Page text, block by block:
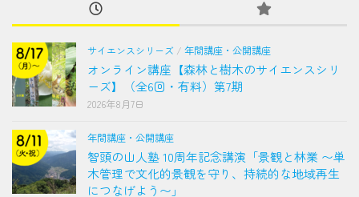
サイエンスシリーズ / 年間講座・公開講座
オンライン講座【森林と樹木のサイエンスシリ
ーズ】（全6回・有料）第7期
2026年8月7日
年間講座・公開講座
智頭の山人塾 10周年記念講演「景観と林業 〜単
木管理で文化的景観を守り、持続的な地域再生
につなげよう〜」